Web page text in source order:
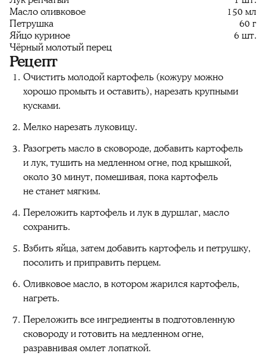
Масло оливковое
150 мл
Петрушка
60 г
Яйцо куриное
6 шт.
Чёрный молотый перец
Рецепт
Очистить молодой картофель (кожуру можно
хорошо промыть и оставить), нарезать крупными
кусками.
Мелко нарезать луковицу.
Разогреть масло в сковороде, добавить картофель
и лук, тушить на медленном огне, под крышкой,
около 30 минут, помешивая, пока картофель
не станет мягким.
Переложить картофель и лук в дуршлаг, масло
сохранить.
Взбить яйца, затем добавить картофель и петрушку,
посолить и приправить перцем.
Оливковое масло, в котором жарился картофель,
нагреть.
Переложить все ингредиенты в подготовленную
сковороду и готовить на медленном огне,
разравнивая омлет лопаткой.